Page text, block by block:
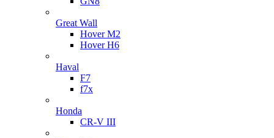
Great Wall
Hover M2
Hover H6
Haval
F7
f7x
Honda
CR-V III